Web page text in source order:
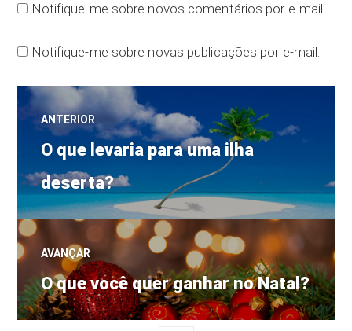
Notifique-me sobre novos comentários por e-mail.
Notifique-me sobre novas publicações por e-mail.
Navegação
de
Post
ANTERIOR
Post
anterior:
O que levaria para uma ilha
deserta?
AVANÇAR
Próximo
post:
O que você quer ganhar no Natal?